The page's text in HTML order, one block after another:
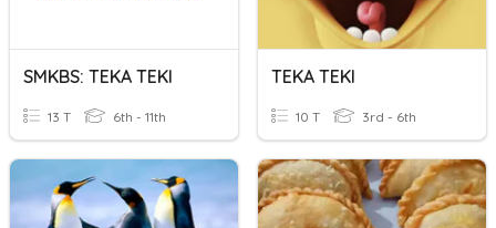
SMKBS: TEKA TEKI
13 T 6th - 11th
TEKA TEKI
10 T 3rd - 6th